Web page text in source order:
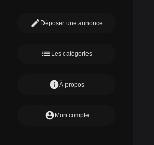
edit Déposer une annonce
list Les catégories
infoÀ propos
account_circle Mon compte